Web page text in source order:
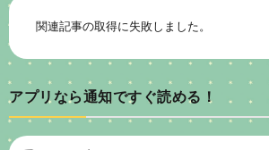
関連記事の取得に失敗しました。
アプリなら通知ですぐ読める！